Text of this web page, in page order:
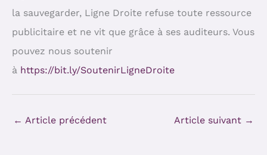
la sauvegarder, Ligne Droite refuse toute ressource
publicitaire et ne vit que grâce à ses auditeurs. Vous
pouvez nous soutenir
à https://bit.ly/SoutenirLigneDroite
← Article précédent Article suivant →